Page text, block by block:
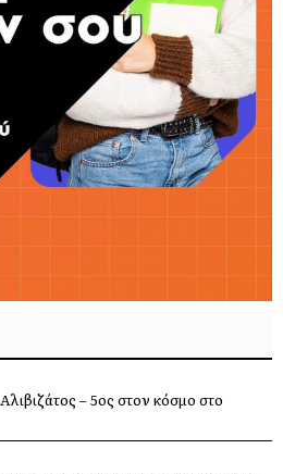
– 5ος στον κόσμο στο